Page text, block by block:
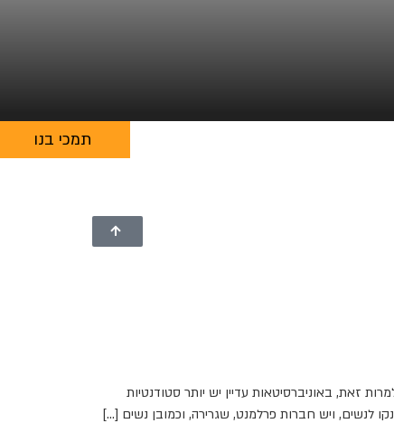
תמכי בנו
זאת, באוניברסיטאות עדיין יש יותר סטודנטיות
לנשים, ויש חברות פרלמנט, שגרירה, וכמובן נשים […]